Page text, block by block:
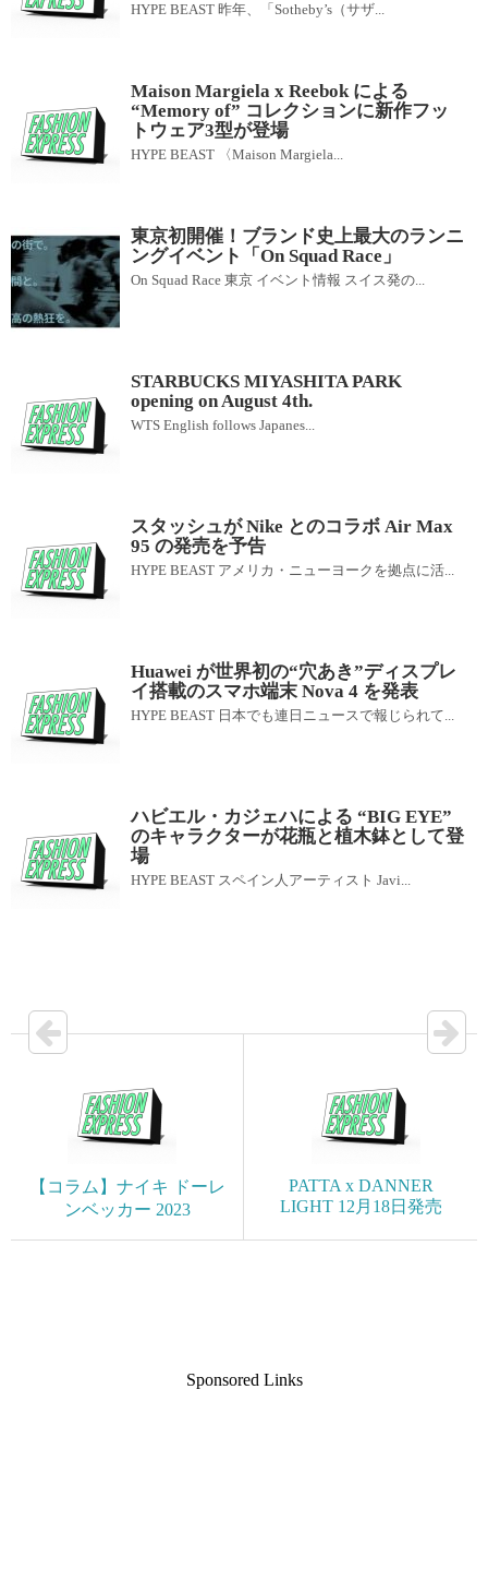
HYPE BEAST 昨年、「Sotheby’s（サザ...
Maison Margiela x Reebok による
“Memory of” コレクションに新作フッ
トウェア3型が登場
HYPE BEAST 〈Maison Margiela...
東京初開催！ブランド史上最大のランニ
ングイベント「On Squad Race」
On Squad Race 東京 イベント情報 スイス発の...
STARBUCKS MIYASHITA PARK
opening on August 4th.
WTS English follows Japanes...
スタッシュが Nike とのコラボ Air Max
95 の発売を予告
HYPE BEAST アメリカ・ニューヨークを拠点に活...
Huawei が世界初の“穴あき”ディスプレ
イ搭載のスマホ端末 Nova 4 を発表
HYPE BEAST 日本でも連日ニュースで報じられて...
ハビエル・カジェハによる “BIG EYE”
のキャラクターが花瓶と植木鉢として登
場
HYPE BEAST スペイン人アーティスト Javi...
【コラム】ナイキ ドーレ
ンベッカー 2023
PATTA x DANNER
LIGHT 12月18日発売
Sponsored Links